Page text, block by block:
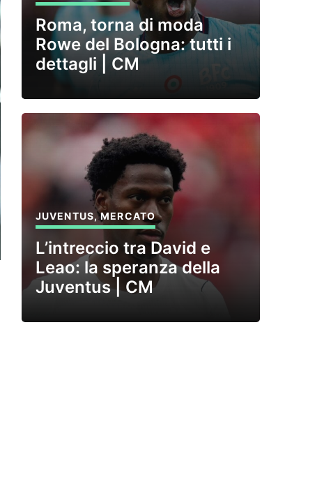
Roma, torna di moda
Rowe del Bologna: tutti i
dettagli | CM
JUVENTUS,MERCATO
L’intreccio tra David e
Leao: la speranza della
Juventus | CM